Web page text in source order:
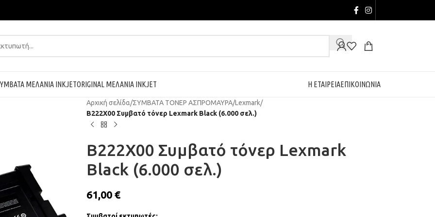
ΜΕΛΑΝΙΑ INKJETORIGINAL ΜΕΛΑΝΙΑ INKJET Η ΕΤΑΙΡΕΙΑΕΠΙΚΟΙΝΩΝΙΑ
Αρχική σελίδα/ΣΥΜΒΑΤΑ ΤΟΝΕΡ ΑΣΠΡΟΜΑΥΡΑ/Lexmark/
B222X00 Συμβατό τόνερ Lexmark Black (6.000 σελ.)
B222X00 Συμβατό τόνερ Lexmark
Black (6.000 σελ.)
61,00 €